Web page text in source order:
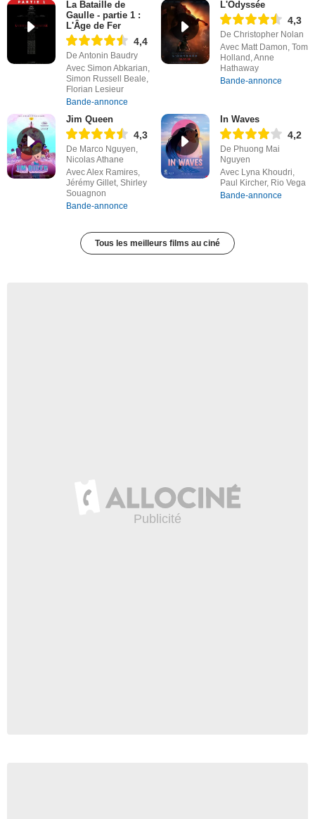
La Bataille de
Gaulle - partie 1 :
L'Âge de Fer
4,4
De Antonin Baudry
Avec Simon Abkarian,
Simon Russell Beale,
Florian Lesieur
Bande-annonce
L'Odyssée
4,3
De Christopher Nolan
Avec Matt Damon, Tom
Holland, Anne
Hathaway
Bande-annonce
Jim Queen
4,3
De Marco Nguyen,
Nicolas Athane
Avec Alex Ramires,
Jérémy Gillet, Shirley
Souagnon
Bande-annonce
In Waves
4,2
De Phuong Mai
Nguyen
Avec Lyna Khoudri,
Paul Kircher, Rio Vega
Bande-annonce
Tous les meilleurs films au ciné